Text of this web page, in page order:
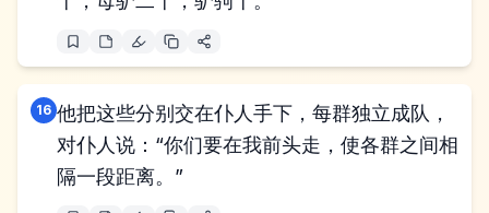
16 他把这些分别交在仆人手下，每群独立成队，
对仆人说：“你们要在我前头走，使各群之间相
隔一段距离。”